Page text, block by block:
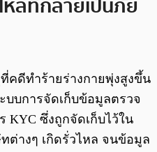
ลที่กลายเป็นภัย
ที่คดีทำร้ายร่างกายพุ่งสูงขึ้น
บบการจัดเก็บข้อมูลตรวจ
KYC ซึ่งถูกจัดเก็บไว้ใน
ต่างๆ เกิดรั่วไหล จนข้อมูล